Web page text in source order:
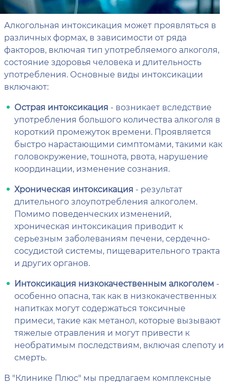
Алкогольная интоксикация может проявляться в
различных формах, в зависимости от ряда
факторов, включая тип употребляемого алкоголя,
состояние здоровья человека и длительность
употребления. Основные виды интоксикации
включают:
Острая интоксикация - возникает вследствие
употребления большого количества алкоголя в
короткий промежуток времени. Проявляется
быстро нарастающими симптомами, такими как
головокружение, тошнота, рвота, нарушение
координации, изменение сознания.
Хроническая интоксикация - результат
длительного злоупотребления алкоголем.
Помимо поведенческих изменений,
хроническая интоксикация приводит к
серьезным заболеваниям печени, сердечно-
сосудистой системы, пищеварительного тракта
и других органов.
Интоксикация низкокачественным алкоголем -
особенно опасна, так как в низкокачественных
напитках могут содержаться токсичные
примеси, такие как метанол, которые вызывают
тяжелые отравления и могут привести к
необратимым последствиям, включая слепоту и
смерть.
В "Клинике Плюс" мы предлагаем комплексные